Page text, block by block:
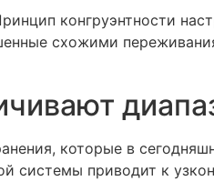
конгруэнтности
схожими
которые в
системы приводит к